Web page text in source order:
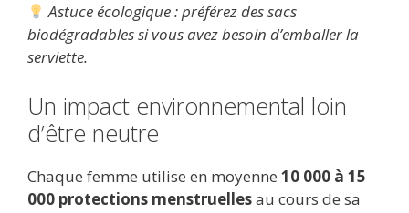
Astuce écologique : préférez des sacs
biodégradables si vous avez besoin d’emballer la
serviette.
Un impact environnemental loin
d’être neutre
Chaque femme utilise en moyenne 10 000 à 15
000 protections menstruellesau cours de sa